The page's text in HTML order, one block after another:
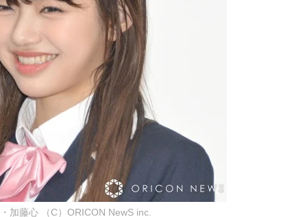
加藤心 （C）ORICON NewS inc.